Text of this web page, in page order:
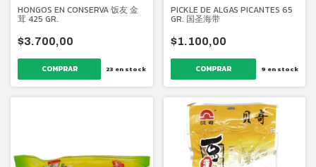
HONGOS EN CONSERVA 饭友 金
茸 425 GR.
$3.700,00
23 en stock
PICKLE DE ALGAS PICANTES 65
GR. 国圣海带
$1.100,00
9 en stock